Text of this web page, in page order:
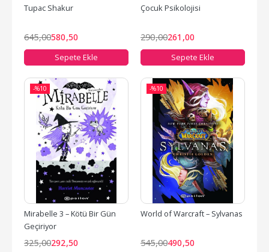
Tupac Shakur
645,00580,50
Sepete Ekle
Çocuk Psikolojisi
290,00261 ,00
Sepete Ekle
-%10
Mirabelle 3 – Kötü Bir Gün
Geçiriyor
325,00292,50
-%10
World of Warcraft – Sylvanas
545,00490,50